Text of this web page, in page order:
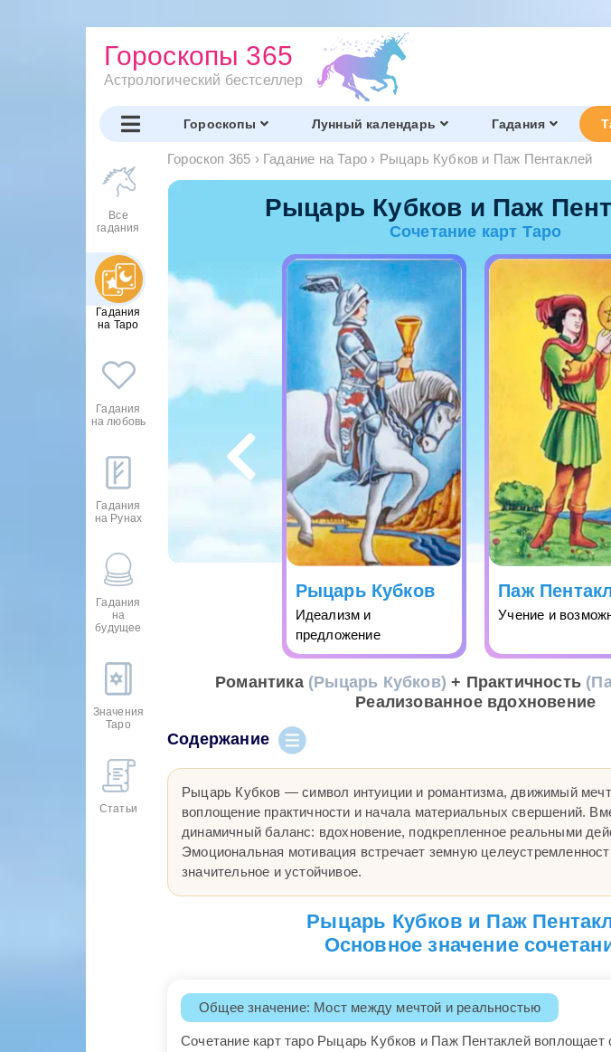
Гороскопы 365
Астрологический бестселлер
Гороскопы Лунный календарь Гадания
Все
гадания
Гадания
на Таро
Гадания
на любовь
Гадания
на Рунах
Гадания
на
будущее
Значения
Таро
Статьи
Гороскоп 365 › Гадание на Таро › Рыцарь Кубков и Паж Пентаклей
Рыцарь Кубков и Паж
Сочетание карт Таро
Рыцарь Кубков
Идеализм и
предложение
Паж
Учение и
Романтика (Рыцарь Кубков) + Практичность
Реализованное вдохновение
Содержание
Рыцарь Кубков — символ интуиции и романтизма, движимый
воплощение практичности и начала материальных свершений.
динамичный баланс: вдохновение, подкрепленное реальными
Эмоциональная мотивация встречает земную
значительное и устойчивое.
Рыцарь Кубков и Паж
Основное значение
Общее значение: Мост между мечтой и реальностью
Сочетание карт таро Рыцарь Кубков и Паж Пентаклей воплощает